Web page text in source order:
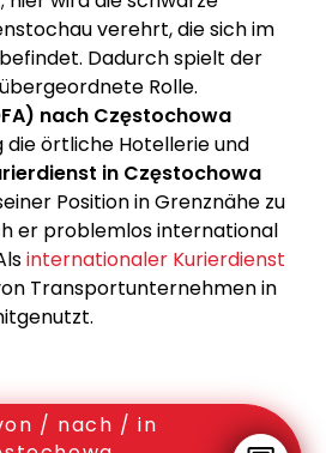
verehrt, die sich im
Dadurch spielt der
Rolle.
nach Częstochowa
die örtliche Hotellerie und
in Częstochowa
Position in Grenznähe zu
er problemlos international
internationaler Kurierdienst
Transportunternehmen in
/ nach / in